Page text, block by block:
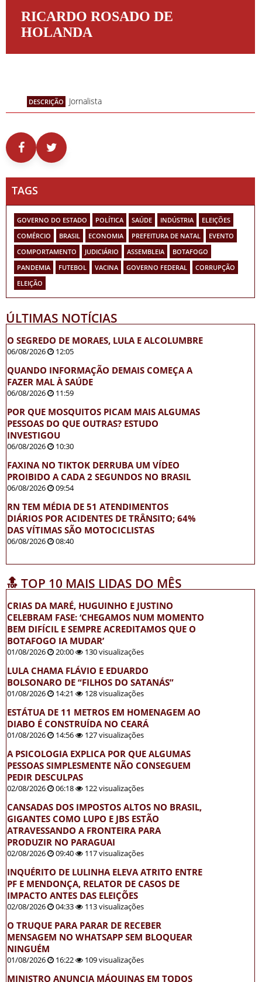
RICARDO ROSADO DE
HOLANDA
DESCRIÇÃO Jornalista
TAGS
GOVERNO DO ESTADO POLÍTICA SAÚDE INDÚSTRIA
ELEIÇÕES
COMÉRCIO
BRASIL ECONOMIA PREFEITURA DE NATAL
EVENTO
COMPORTAMENTO
JUDICIÁRIO ASSEMBLEIA
BOTAFOGO
PANDEMIA
FUTEBOL VACINA GOVERNO FEDERAL
CORRUPÇÃO
ELEIÇÃO
ÚLTIMAS NOTÍCIAS
O SEGREDO DE MORAES, LULA E ALCOLUMBRE
06/08/2026 12:05
QUANDO INFORMAÇÃO DEMAIS COMEÇA A
FAZER MAL À SAÚDE
06/08/2026 11:59
POR QUE MOSQUITOS PICAM MAIS ALGUMAS
PESSOAS DO QUE OUTRAS? ESTUDO
INVESTIGOU
06/08/2026 10:30
FAXINA NO TIKTOK DERRUBA UM VÍDEO
PROIBIDO A CADA 2 SEGUNDOS NO BRASIL
06/08/2026 09:54
RN TEM MÉDIA DE 51 ATENDIMENTOS
DIÁRIOS POR ACIDENTES DE TRÂNSITO; 64%
DAS VÍTIMAS SÃO MOTOCICLISTAS
06/08/2026 08:40
🔝 TOP 10 MAIS LIDAS DO MÊS
CRIAS DA MARÉ, HUGUINHO E JUSTINO
CELEBRAM FASE: ‘CHEGAMOS NUM MOMENTO
BEM DIFÍCIL E SEMPRE ACREDITAMOS QUE O
BOTAFOGO IA MUDAR’
01/08/2026 20:00 130 visualizações
LULA CHAMA FLÁVIO E EDUARDO
BOLSONARO DE “FILHOS DO SATANÁS”
01/08/2026 14:21 128 visualizações
ESTÁTUA DE 11 METROS EM HOMENAGEM AO
DIABO É CONSTRUÍDA NO CEARÁ
01/08/2026 14:56 127 visualizações
A PSICOLOGIA EXPLICA POR QUE ALGUMAS
PESSOAS SIMPLESMENTE NÃO CONSEGUEM
PEDIR DESCULPAS
02/08/2026 06:18 122 visualizações
CANSADAS DOS IMPOSTOS ALTOS NO BRASIL,
GIGANTES COMO LUPO E JBS ESTÃO
ATRAVESSANDO A FRONTEIRA PARA
PRODUZIR NO PARAGUAI
02/08/2026 09:40 117 visualizações
INQUÉRITO DE LULINHA ELEVA ATRITO ENTRE
PF E MENDONÇA, RELATOR DE CASOS DE
IMPACTO ANTES DAS ELEIÇÕES
02/08/2026 04:33 113 visualizações
O TRUQUE PARA PARAR DE RECEBER
MENSAGEM NO WHATSAPP SEM BLOQUEAR
NINGUÉM
01/08/2026 16:22 109 visualizações
MINISTRO ANUNCIA MÁQUINAS EM TODOS